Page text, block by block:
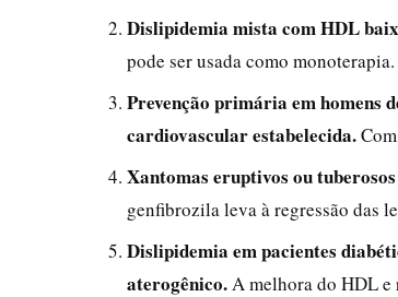
Dislipidemia mista com HDL
pode ser usada como monoterapia.
Prevenção primária em homens
cardiovascular estabelecida.
Xantomas eruptivos ou
genfibrozila leva à regressão das
Dislipidemia em pacientes
aterogênico. A melhora do HDL